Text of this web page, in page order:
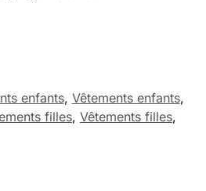
enfants, Vêtements enfants,
filles, Vêtements filles,